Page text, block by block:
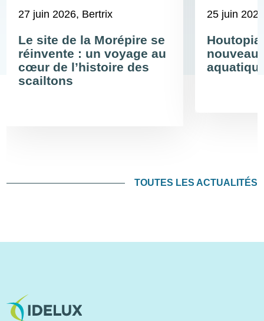
27 juin 2026, Bertrix
Le site de la Morépire se
réinvente : un voyage au
cœur de l’histoire des
scailtons
25 juin
nouveau
TOUTES LES ACTUALITÉS
Image